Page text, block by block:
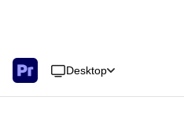
Desktop